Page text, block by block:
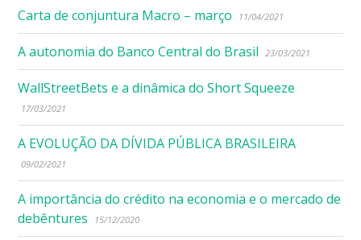
Carta de conjuntura Macro – março 11/04/2021
A autonomia do Banco Central do Brasil 23/03/2021
WallStreetBets e a dinâmica do Short Squeeze
17/03/2021
A EVOLUÇÃO DA DÍVIDA PÚBLICA BRASILEIRA
09/02/2021
A importância do crédito na economia e o mercado de
debêntures
15/12/2020